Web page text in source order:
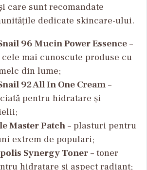
care sunt recomandate
dedicate skincare-ului.
96 Mucin Power Essence –
mai cunoscute produse cu
din lume;
92 All In One Cream –
pentru hidratare și
Master Patch – plasturi pentru
extrem de populari;
Synergy Toner – toner
hidratare și aspect radiant;